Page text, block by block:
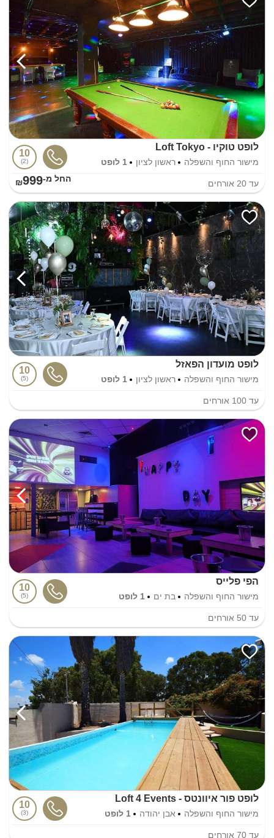
לופט טוקיו - Loft Tokyo
מישור החוף והשפלה ראשון לציון 1 לופט
10
2
עד 20 אורחים החל מ-₪999
לופט מועדון הפאזל
מישור החוף והשפלה ראשון לציון 1 לופט
10
5
עד 100 אורחים
הפי פלייס
מישור החוף והשפלה בת ים 1 לופט
10
5
עד 50 אורחים
לופט פור איוונטס - Loft 4 Events
מישור החוף והשפלה אבן יהודה 1 לופט
10
3
עד 70 אורחים